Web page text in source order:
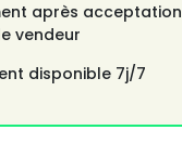
après acceptation
vendeur
disponible 7j/7